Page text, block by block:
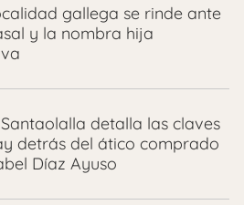
gallega se rinde ante
y la nombra hija
detalla las claves
detrás del ático comprado
Díaz Ayuso